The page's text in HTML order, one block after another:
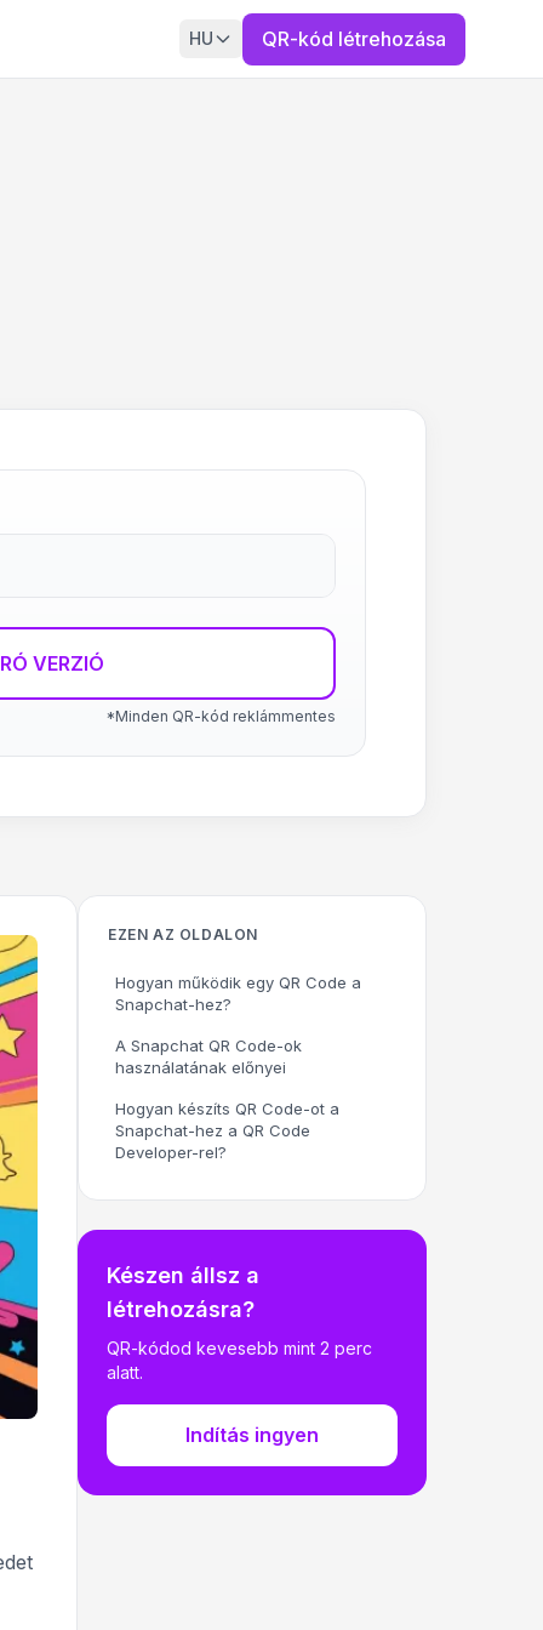
HU QR-kód létrehozása
VERZIÓ
*Minden QR-kód reklámmentes
EZEN AZ OLDALON
Hogyan működik egy QR Code a
Snapchat-hez?
A Snapchat QR Code-ok
használatának előnyei
Hogyan készíts QR Code-ot a
Snapchat-hez a QR Code
Developer-rel?
Készen állsz a
létrehozásra?
QR-kódod kevesebb mint 2 perc
alatt.
Indítás ingyen